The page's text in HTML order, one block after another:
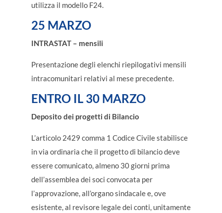
utilizza il modello F24.
25 MARZO
INTRASTAT – mensili
Presentazione degli elenchi riepilogativi mensili
intracomunitari relativi al mese precedente.
ENTRO IL 30 MARZO
Deposito dei progetti di Bilancio
L’articolo 2429 comma 1 Codice Civile stabilisce
in via ordinaria che il progetto di bilancio deve
essere comunicato, almeno 30 giorni prima
dell’assemblea dei soci convocata per
l’approvazione, all’organo sindacale e, ove
esistente, al revisore legale dei conti, unitamente